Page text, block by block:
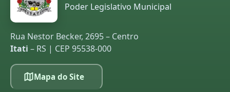
Poder Legislativo Municipal
Rua Nestor Becker, 2695 – Centro
Itati – RS | CEP 95538-000
Mapa do Site